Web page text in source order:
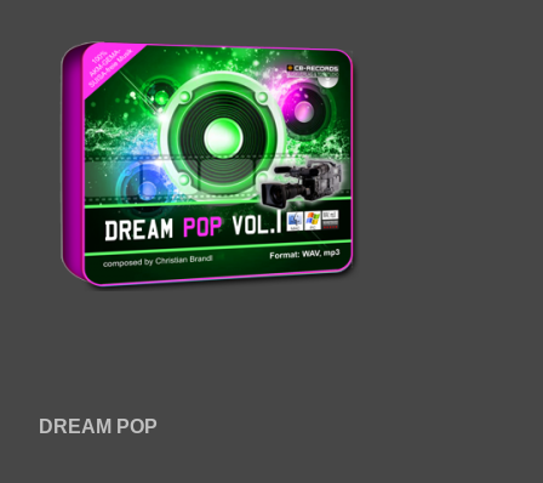
DREAM POP